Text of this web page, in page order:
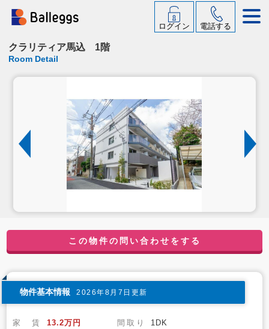
ログイン 電話する
クラリティア馬込 1階
Room Detail
この物件の問い合わせをする
物件基本情報 2026年8月7日更新
家 賃 13.2万円 間取り
1DK